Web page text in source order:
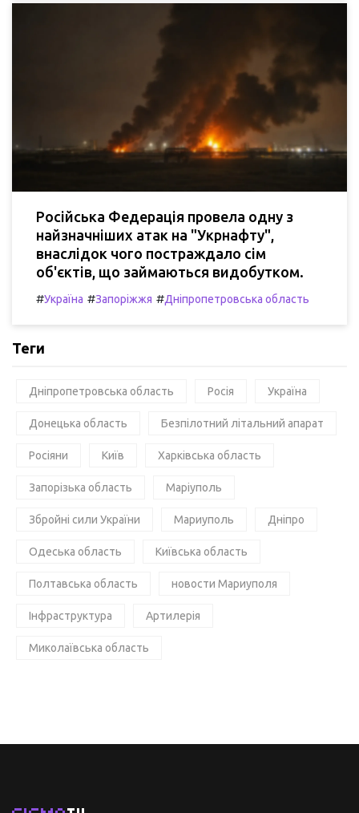
Російська Федерація провела одну з
найзначніших атак на "Укрнафту",
внаслідок чого постраждало сім
об'єктів, що займаються видобутком.
#Україна #Запоріжжя #Дніпропетровська область
Теги
Дніпропетровська область Росія Україна
Донецька область Безпілотний літальний апарат
Росіяни Київ Харківська область
Запорізька область Маріуполь
Збройні сили України Мариуполь Дніпро
Одеська область Київська область
Полтавська область новости Мариуполя
Інфраструктура Артилерія
Миколаївська область